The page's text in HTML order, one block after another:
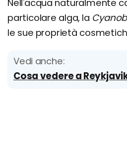
Nell'acqua naturalmente
particolare alga, la
le sue proprietà
Vedi anche:
Cosa vedere a